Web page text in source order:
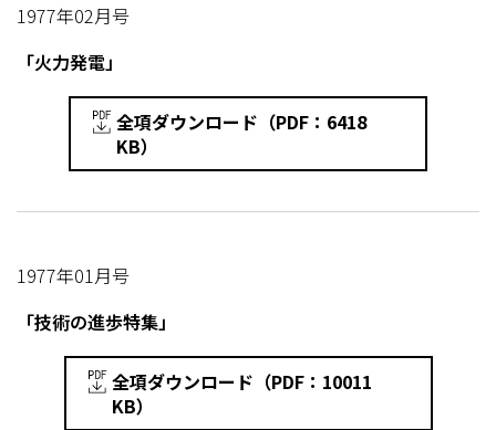
1977年02月号
「火力発電」
全項ダウンロード（PDF：6418
KB）
1977年01月号
「技術の進歩特集」
全項ダウンロード（PDF：10011
KB）